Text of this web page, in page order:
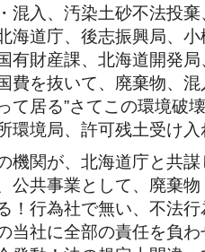
混入、汚染土砂不法投
海道庁、後志振興局、
有財産課、北海道開発
費を抜いて、廃棄物、
て居る”さてこの環境破
環境局、許可残土受け
機関が、北海道庁と共
公共事業として、廃棄
！行為社で無い、不法
当社に全部の責任を負